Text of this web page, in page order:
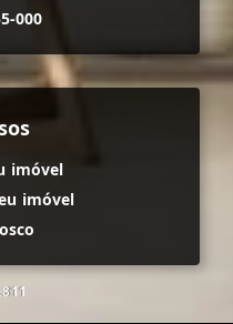
000
imóvel
imóvel